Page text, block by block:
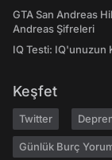
GTA San Andreas
Andreas Şifreleri
IQ Testi: IQ'unuzun
Keşfet
Twitter
Günlük Burç